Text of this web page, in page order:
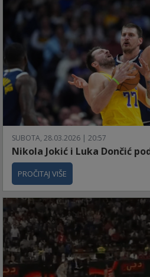
SUBOTA, 28.03.2026 | 20:57
Nikola Jokić i Luka Dončić
PROČITAJ VIŠE